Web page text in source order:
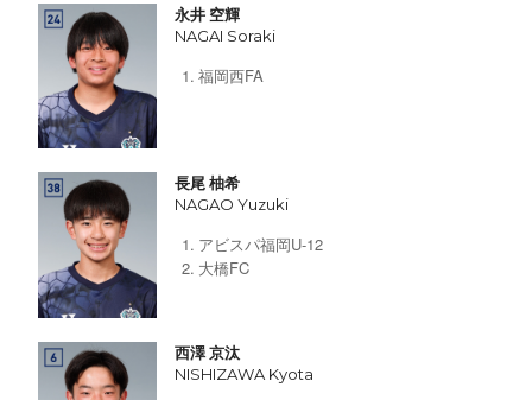
永井 空輝
NAGAI Soraki
福岡西FA
長尾 柚希
NAGAO Yuzuki
アビスパ福岡U-12
大橋FC
西澤 京汰
NISHIZAWA Kyota